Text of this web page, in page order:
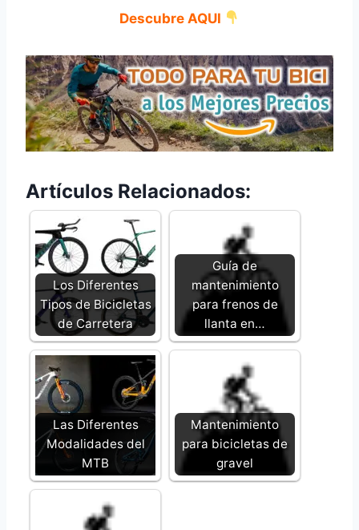
Descubre AQUI
Artículos Relacionados:
Los Diferentes
Tipos de Bicicletas
de Carretera
Guía de
mantenimiento
para frenos de
llanta en…
Las Diferentes
Modalidades del
MTB
Mantenimiento
para bicicletas de
gravel